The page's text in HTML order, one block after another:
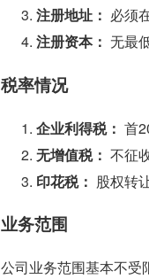
注册地址： 必须
注册资本： 无最
税率情况
企业利得税： 首
无增值税： 不征
印花税： 股权转
业务范围
公司业务范围基本不受